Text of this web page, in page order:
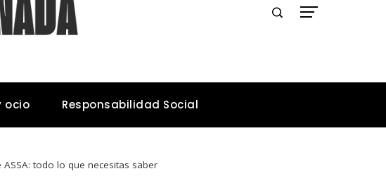
ocio Responsabilidad Social
todo lo que necesitas saber